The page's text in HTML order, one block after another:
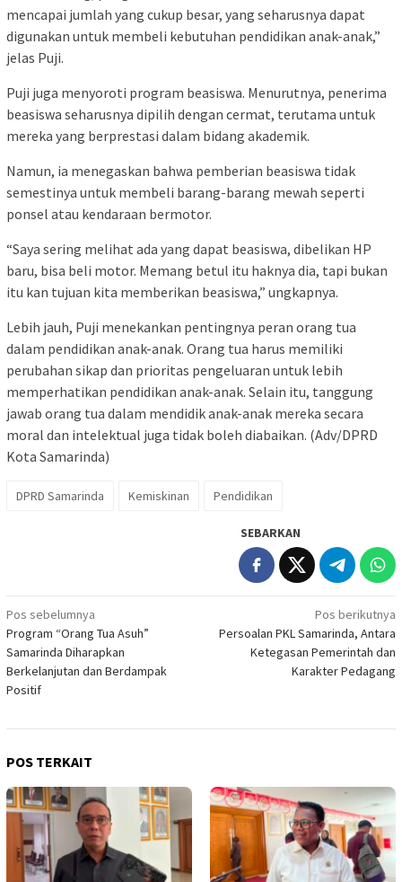
mencapai jumlah yang cukup besar, yang seharusnya dapat
digunakan untuk membeli kebutuhan pendidikan anak-anak,”
jelas Puji.
Puji juga menyoroti program beasiswa. Menurutnya, penerima
beasiswa seharusnya dipilih dengan cermat, terutama untuk
mereka yang berprestasi dalam bidang akademik.
Namun, ia menegaskan bahwa pemberian beasiswa tidak
semestinya untuk membeli barang-barang mewah seperti
ponsel atau kendaraan bermotor.
“Saya sering melihat ada yang dapat beasiswa, dibelikan HP
baru, bisa beli motor. Memang betul itu haknya dia, tapi bukan
itu kan tujuan kita memberikan beasiswa,” ungkapnya.
Lebih jauh, Puji menekankan pentingnya peran orang tua
dalam pendidikan anak-anak. Orang tua harus memiliki
perubahan sikap dan prioritas pengeluaran untuk lebih
memperhatikan pendidikan anak-anak. Selain itu, tanggung
jawab orang tua dalam mendidik anak-anak mereka secara
moral dan intelektual juga tidak boleh diabaikan. (Adv/DPRD
Kota Samarinda)
DPRD Samarinda Kemiskinan Pendidikan
SEBARKAN
Navigasi
pos
Pos sebelumnya
Program “Orang Tua Asuh”
Samarinda Diharapkan
Berkelanjutan dan Berdampak
Positif
Pos berikutnya
Persoalan PKL Samarinda, Antara
Ketegasan Pemerintah dan
Karakter Pedagang
POS TERKAIT